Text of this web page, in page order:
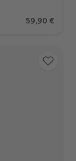
Aktueller
59,90 €